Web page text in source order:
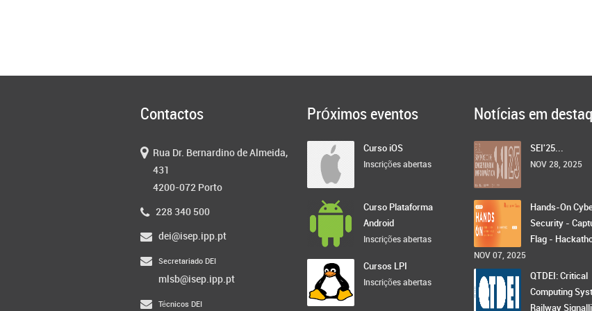
Contactos
Rua Dr. Bernardino de Almeida,
431
4200-072 Porto
228 340 500
dei@isep.ipp.pt
Secretariado DEI
mlsb@isep.ipp.pt
Técnicos DEI
Próximos eventos
Curso iOS
Inscrições abertas
Curso Plataforma
Android
Inscrições abertas
Cursos LPI
Inscrições abertas
Notícias em
SEI'25...
NOV 28, 2025
Hands-On
Security -
Flag -
NOV 07, 2025
QTDEI: Critical
Computing
Railway